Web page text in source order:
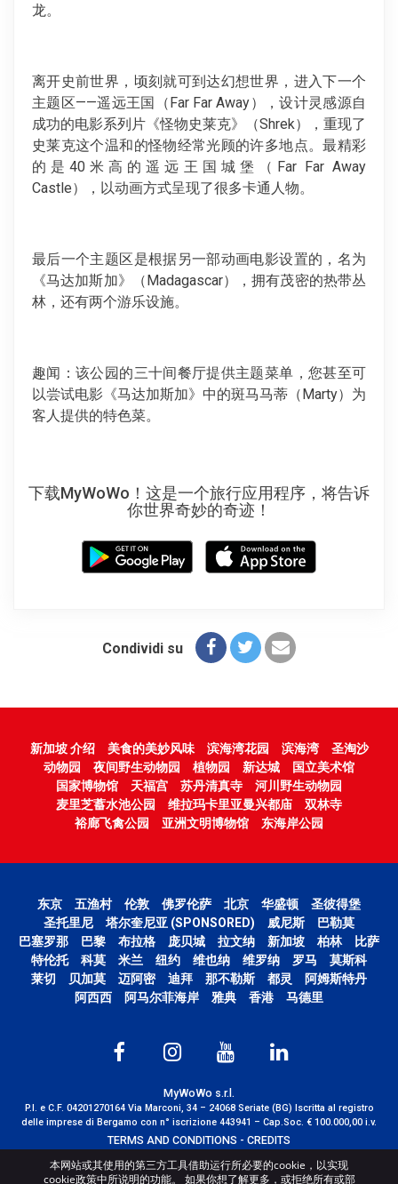
龙。
离开史前世界，顷刻就可到达幻想世界，进入下一个
主题区——遥远王国（Far Far Away），设计灵感源自
成功的电影系列片《怪物史莱克》（Shrek），重现了
史莱克这个温和的怪物经常光顾的许多地点。最精彩
的是40米高的遥远王国城堡（Far Far Away
Castle），以动画方式呈现了很多卡通人物。
最后一个主题区是根据另一部动画电影设置的，名为
《马达加斯加》（Madagascar），拥有茂密的热带丛
林，还有两个游乐设施。
趣闻：该公园的三十间餐厅提供主题菜单，您甚至可
以尝试电影《马达加斯加》中的斑马马蒂（Marty）为
客人提供的特色菜。
下载MyWoWo！这是一个旅行应用程序，将告诉
你世界奇妙的奇迹！
Condividi su
新加坡 介绍 美食的美妙风味 滨海湾花园 滨海湾
圣淘沙
动物园
夜间野生动物园 植物园 新达城
国立美术馆
国家博物馆
天福宫 苏丹清真寺
河川野生动物园
麦里芝蓄水池公园
维拉玛卡里亚曼兴都庙
双林寺
裕廊飞禽公园
亚洲文明博物馆 东海岸公园
东京 五渔村 伦敦 佛罗伦萨 北京 华盛顿
圣彼得堡
圣托里尼
塔尔奎尼亚 (SPONSORED) 威尼斯
巴勒莫
巴塞罗那
巴黎 布拉格 庞贝城 拉文纳 新加坡 柏林
比萨
特伦托
科莫 米兰 纽约 维也纳 维罗纳 罗马
莫斯科
莱切
贝加莫 迈阿密 迪拜 那不勒斯 都灵
阿姆斯特丹
阿西西
阿马尔菲海岸 雅典 香港 马德里
MyWoWo s.r.l.
P.I. e C.F. 04201270164 Via Marconi, 34 – 24068 Seriate (BG) Iscritta al registro
delle imprese di Bergamo con n° iscrizione 443941 – Cap.Soc. € 100.000,00 i.v.
TERMS AND CONDITIONS - CREDITS
本网站或其使用的第三方工具借助运行所必要的cookie，以实现
cookie政策中所说明的功能。 如果你想了解更多，或拒绝所有或部